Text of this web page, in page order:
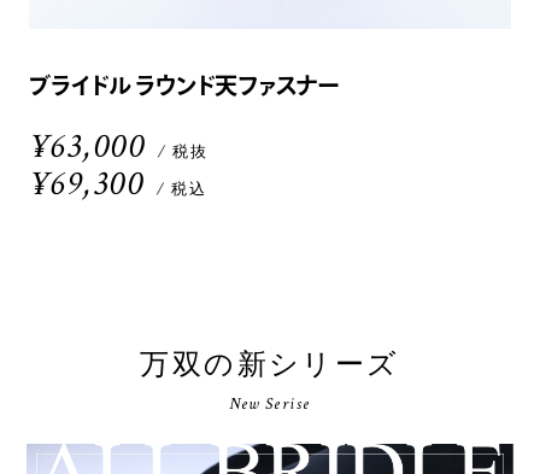
ブライドル ラウンド天ファスナー
¥63,000 / 税抜
¥69,300 / 税込
万双の新シリーズ
New Serise